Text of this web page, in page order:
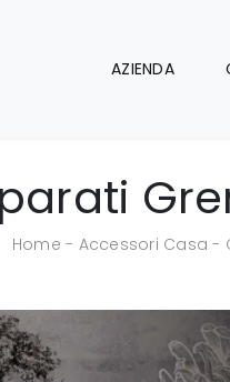
AZIENDA
Home - Accessori Casa -